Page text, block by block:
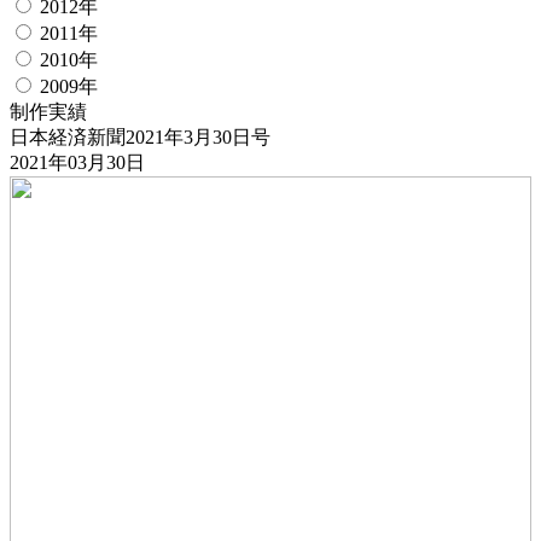
2012年
2011年
2010年
2009年
制作実績
日本経済新聞2021年3月30日号
2021年03月30日